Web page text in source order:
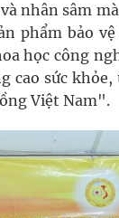
nhân sâm
phẩm bảo
học công
cao sức
Việt Nam".